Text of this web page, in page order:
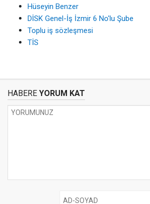
Hüseyin Benzer
DİSK Genel-İş İzmir 6 No'lu Şube
Toplu iş sözleşmesi
TİS
HABERE YORUM KAT